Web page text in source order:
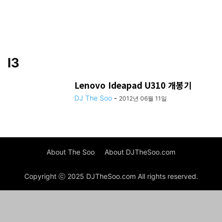
I3
Lenovo Ideapad U310 개봉기
DJ The Soo - 2012년 06월 11일
About The Soo About DJTheSoo.com
Copyright ⓒ 2025 DJTheSoo.com All rights reserved.